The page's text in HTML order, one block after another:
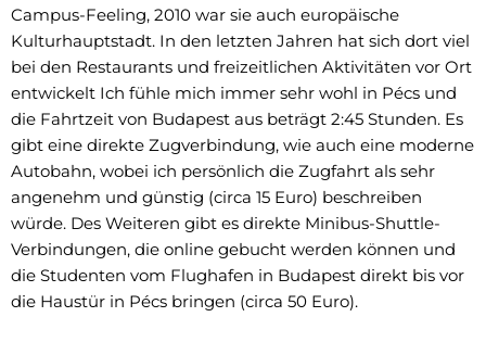
Campus-Feeling, 2010 war sie auch europäische
Kulturhauptstadt. In den letzten Jahren hat sich dort viel
bei den Restaurants und freizeitlichen Aktivitäten vor Ort
entwickelt Ich fühle mich immer sehr wohl in Pécs und
die Fahrtzeit von Budapest aus beträgt 2:45 Stunden. Es
gibt eine direkte Zugverbindung, wie auch eine moderne
Autobahn, wobei ich persönlich die Zugfahrt als sehr
angenehm und günstig (circa 15 Euro) beschreiben
würde. Des Weiteren gibt es direkte Minibus-Shuttle-
Verbindungen, die online gebucht werden können und
die Studenten vom Flughafen in Budapest direkt bis vor
die Haustür in Pécs bringen (circa 50 Euro).